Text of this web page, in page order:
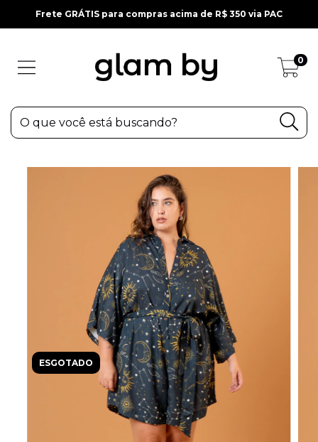
Frete GRÁTIS para compras acima de R$ 350 via PAC
0
ESGOTADO